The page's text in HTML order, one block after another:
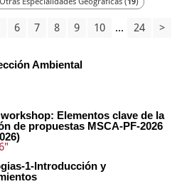
6 7 8 9 10 ... 24 >
Ambiental
Elementos clave de la
de propuestas MSCA-PF-2026
1-Introducción y